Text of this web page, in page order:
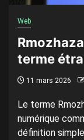
Web
terme
11 mars 2026
Le terme
numérique
définition